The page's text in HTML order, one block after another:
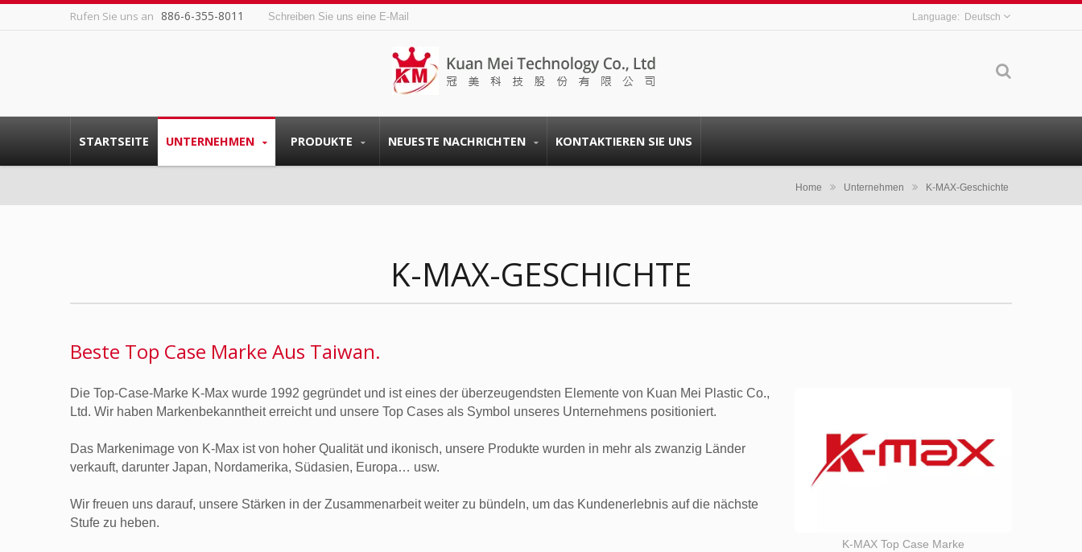
Rufen Sie uns an 886-6-355-8011 Schreiben Sie uns eine E-Mail Deutsch
STARTSEITE UNTERNEHMEN PRODUKTE NEUESTE NACHRICHTEN KONTAKTIEREN SIE UNS
Home Unternehmen K-MAX-Geschichte
K-MAX-GESCHICHTE
Beste Top Case Marke Aus Taiwan.
K-MAX Top Case Marke
Die Top-Case-Marke K-Max wurde 1992 gegründet und ist eines der überzeugendsten Elemente von Kuan Mei Plastic Co.,
Ltd. Wir haben Markenbekanntheit erreicht und unsere Top Cases als Symbol unseres Unternehmens positioniert.
Das Markenimage von K-Max ist von hoher Qualität und ikonisch, unsere Produkte wurden in mehr als zwanzig Länder
verkauft, darunter Japan, Nordamerika, Südasien, Europa… usw.
Wir freuen uns darauf, unsere Stärken in der Zusammenarbeit weiter zu bündeln, um das Kundenerlebnis auf die nächste
Stufe zu heben.